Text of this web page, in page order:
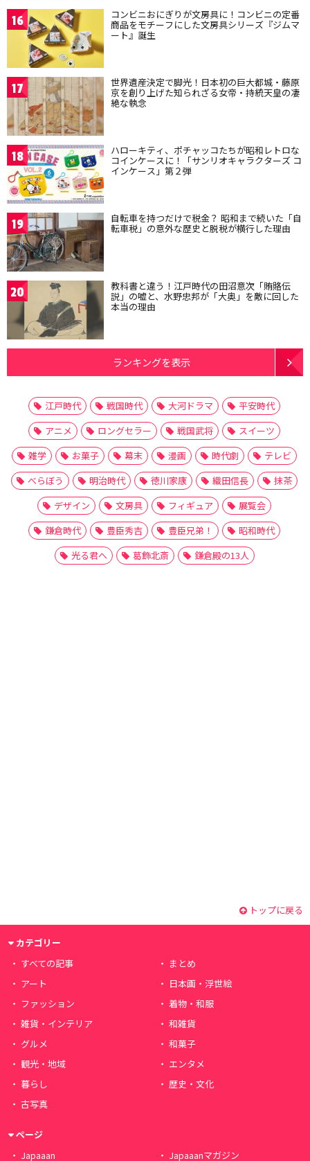
16 コンビニおにぎりが文房具に！コンビニの定番
商品をモチーフにした文房具シリーズ『ジムマ
ート』誕生
17 世界遺産決定で脚光！日本初の巨大都城・藤原
京を創り上げた知られざる女帝・持統天皇の凄
絶な執念
18 ハローキティ、ポチャッコたちが昭和レトロな
コインケースに！「サンリオキャラクターズ コ
インケース」第２弾
19 自転車を持つだけで税金？ 昭和まで続いた「自
転車税」の意外な歴史と脱税が横行した理由
20 教科書と違う！江戸時代の田沼意次「賄賂伝
説」の嘘と、水野忠邦が「大奥」を敵に回した
本当の理由
ランキングを表示
江戸時代 戦国時代 大河ドラマ
平安時代
アニメ
ロングセラー 戦国武将
スイーツ
雑学
お菓子 幕末 漫画 時代劇
テレビ
べらぼう
明治時代 徳川家康 織田信長
抹茶
デザイン
文房具 フィギュア
展覧会
鎌倉時代
豊臣秀吉 豊臣兄弟！
昭和時代
光る君へ
葛飾北斎 鎌倉殿の13人
トップに戻る
カテゴリー
すべての記事
まとめ
アート
日本画・浮世絵
ファッション
着物・和服
雑貨・インテリア
和雑貨
グルメ
和菓子
観光・地域
エンタメ
暮らし
歴史・文化
古写真
ページ
Japaaan
Japaaanマガジン